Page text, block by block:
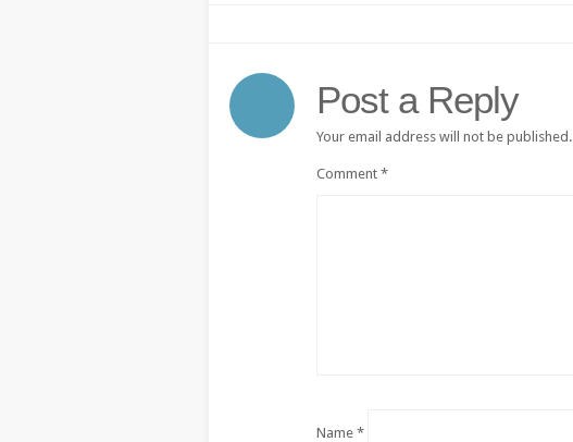
Post a Reply
Your email address will not be published.
Comment *
Name *